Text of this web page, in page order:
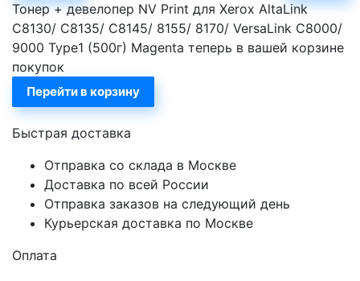
Тонер + девелопер NV Print для Xerox AltaLink
C8130/ C8135/ C8145/ 8155/ 8170/ VersaLink C8000/
9000 Type1 (500г) Magenta теперь в вашей корзине
покупок
Перейти в корзину
Быстрая доставка
Отправка со склада в Москве
Доставка по всей России
Отправка заказов на следующий день
Курьерская доставка по Москве
Оплата